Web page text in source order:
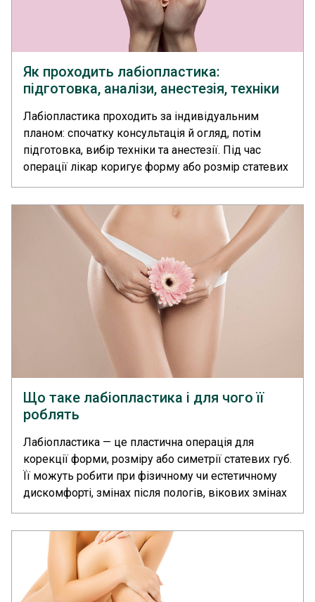
Як проходить лабіопластика:
підготовка, аналізи, анестезія, техніки
Лабіопластика проходить за індивідуальним
планом: спочатку консультація й огляд, потім
підготовка, вибір техніки та анестезії. Під час
операції лікар коригує форму або розмір статевих
губ і накладає шви. У медичному центрі
статевих губ проводить пластичний хірург.... >>
Що таке лабіопластика і для чого її
роблять
Лабіопластика — це пластична операція для
корекції форми, розміру або симетрії статевих губ.
Її можуть робити при фізичному чи естетичному
дискомфорті, змінах після пологів, вікових змінах
або асиметрії інтимної зони. У медичному центрі
статевих губ проводить пластичний хірург.... >>